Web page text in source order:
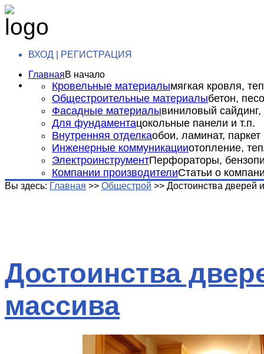
ВХОД | РЕГИСТРАЦИЯ
ГлавнаяВ начало
Кровельные материалымягкая кровля,
Общестроительные материалыбетон,
Фасадные материалывиниловый сайдинг,
Для фундаментацокольные панели и т.п.
Внутренняя отделкаобои, ламинат, паркет
Инженерные коммуникацииотопление,
ЭлектроинструментПерфораторы,
Компании производителиСтатьи о
Вы здесь: Главная >> Общестрой >> Достоинства дверей
Достоинства
массива